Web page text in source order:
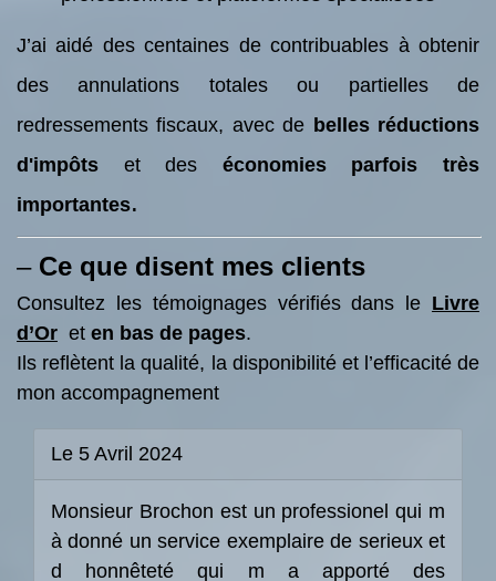
J’ai aidé des centaines de contribuables à obtenir
des annulations totales ou partielles de
redressements fiscaux, avec de belles réductions
d'impôts et des économies parfois très
importantes.
– Ce que disent mes clients
Consultez les témoignages vérifiés dans le Livre
d’Or et en bas de pages.
Ils reflètent la qualité, la disponibilité et l’efficacité de
mon accompagnement
Le 5 Avril 2024
Monsieur Brochon est un professionel qui m
à donné un service exemplaire de serieux et
d honnêteté qui m a apporté des